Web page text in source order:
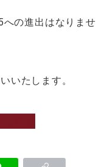
の進出はなりませ
いたします。